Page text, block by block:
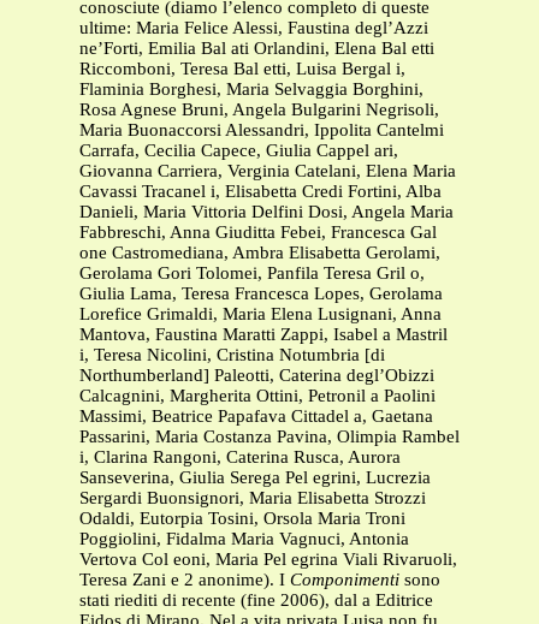
conosciute (diamo l’elenco completo di queste
ultime: Maria Felice Alessi, Faustina degl’Azzi
ne’Forti, Emilia Bal ati Orlandini, Elena Bal etti
Riccomboni, Teresa Bal etti, Luisa Bergal i,
Flaminia Borghesi, Maria Selvaggia Borghini,
Rosa Agnese Bruni, Angela Bulgarini Negrisoli,
Maria Buonaccorsi Alessandri, Ippolita Cantelmi
Carrafa, Cecilia Capece, Giulia Cappel ari,
Giovanna Carriera, Verginia Catelani, Elena Maria
Cavassi Tracanel i, Elisabetta Credi Fortini, Alba
Danieli, Maria Vittoria Delfini Dosi, Angela Maria
Fabbreschi, Anna Giuditta Febei, Francesca Gal
one Castromediana, Ambra Elisabetta Gerolami,
Gerolama Gori Tolomei, Panfila Teresa Gril o,
Giulia Lama, Teresa Francesca Lopes, Gerolama
Lorefice Grimaldi, Maria Elena Lusignani, Anna
Mantova, Faustina Maratti Zappi, Isabel a Mastril
i, Teresa Nicolini, Cristina Notumbria [di
Northumberland] Paleotti, Caterina degl’Obizzi
Calcagnini, Margherita Ottini, Petronil a Paolini
Massimi, Beatrice Papafava Cittadel a, Gaetana
Passarini, Maria Costanza Pavina, Olimpia Rambel
i, Clarina Rangoni, Caterina Rusca, Aurora
Sanseverina, Giulia Serega Pel egrini, Lucrezia
Sergardi Buonsignori, Maria Elisabetta Strozzi
Odaldi, Eutorpia Tosini, Orsola Maria Troni
Poggiolini, Fidalma Maria Vagnuci, Antonia
Vertova Col eoni, Maria Pel egrina Viali Rivaruoli,
Teresa Zani e 2 anonime). I Componimenti sono
stati riediti di recente (fine 2006), dal a Editrice